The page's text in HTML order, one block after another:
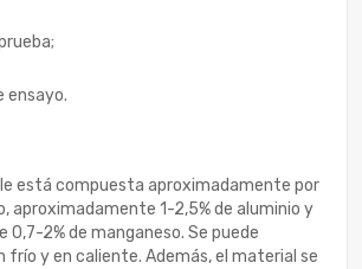
ensayo.
está compuesta aproximadamente por
aproximadamente 1-2,5% de aluminio y
2% de manganeso. Se puede
frío y en caliente. Además, el material se